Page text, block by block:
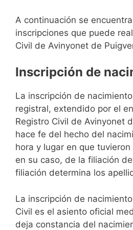
A continuación se
inscripciones que puede
Civil de Avinyonet de
Inscripción de
La inscripción de
registral, extendido por el
Registro Civil de Avinyonet
hace fe del hecho del
hora y lugar en que
en su caso, de la filiación
filiación determina los
La inscripción de
Civil es el asiento oficial
deja constancia del